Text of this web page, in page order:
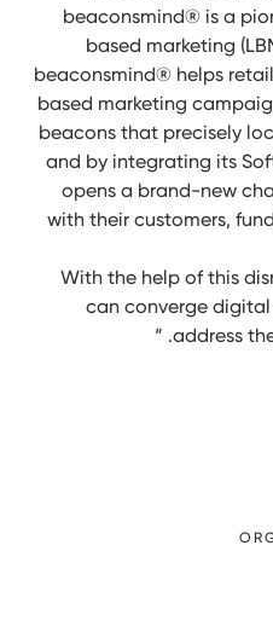
beaconsmind® is a
based marketing
beaconsmind® helps
based marketing
beacons that precisely
and by integrating its
opens a brand-new
with their customers,
With the help of this
can converge
address